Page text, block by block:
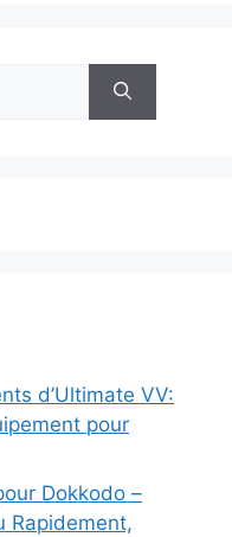
d’Ultimate VV:
pour
Dokkodo –
Rapidement,